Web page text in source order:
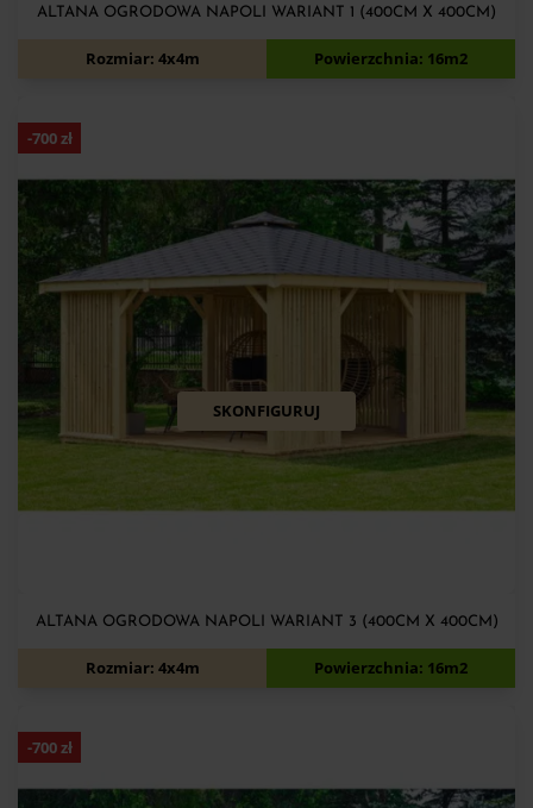
ALTANA OGRODOWA NAPOLI WARIANT 1 (400CM X 400CM)
8 260zł
Rozmiar: 4x4m Powierzchnia: 16m2
-700zł
SKONFIGURUJ
ALTANA OGRODOWA NAPOLI WARIANT 3 (400CM X 400CM)
9 060zł
Rozmiar: 4x4m Powierzchnia: 16m2
-700zł